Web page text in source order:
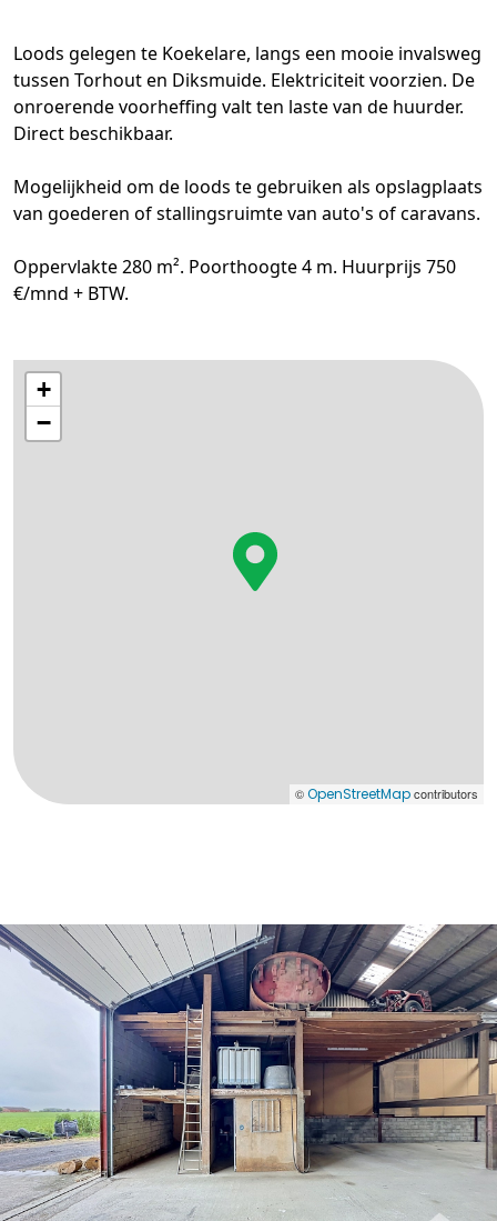
Loods gelegen te Koekelare, langs een mooie invalsweg
tussen Torhout en Diksmuide. Elektriciteit voorzien. De
onroerende voorheffing valt ten laste van de huurder.
Direct beschikbaar.
Mogelijkheid om de loods te gebruiken als opslagplaats
van goederen of stallingsruimte van auto's of caravans.
Oppervlakte 280 m². Poorthoogte 4 m. Huurprijs 750
€/mnd + BTW.
+
−
©OpenStreetMapcontributors